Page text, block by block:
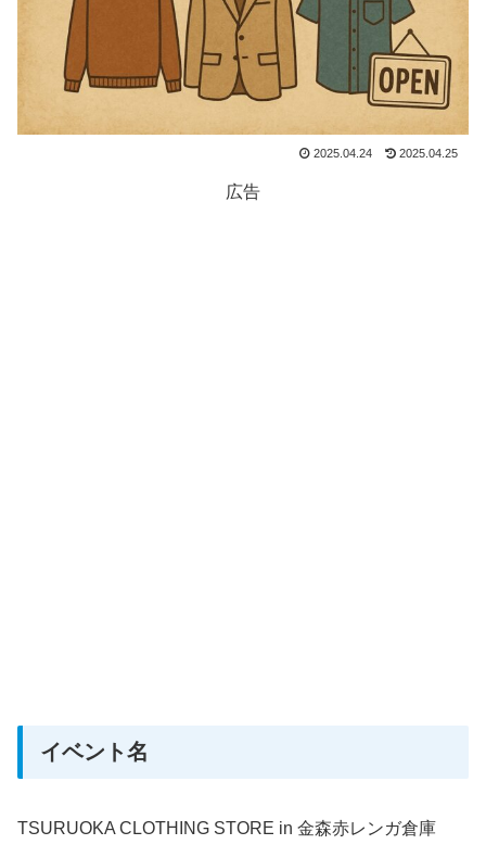
2025.04.24 2025.04.25
広告
イベント名
TSURUOKA CLOTHING STORE in 金森赤レンガ倉庫